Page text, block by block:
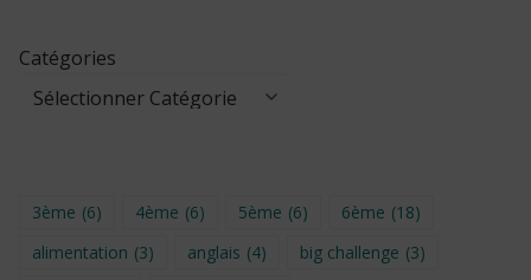
Catégories
3ème (6) 4ème (6) 5ème (6) 6ème (18)
alimentation (3) anglais (4) big challenge (3)